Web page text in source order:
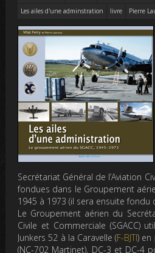
Les ailes d'une adminstration
livre Pierre
Secrétariat Général de l’Aviation
fondues dans le Groupement
1945 à 1973 (il sera ensuite fondu
Le Groupement aérien du
Civile et Commerciale (SGACC)
Junkers 52 à la Caravelle (F-BJTI) en
(NC-702 Martinet), DC-3 et DC-4